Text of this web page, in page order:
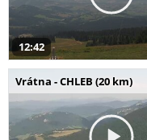
12:42
Vrátna - CHLEB (20 km)